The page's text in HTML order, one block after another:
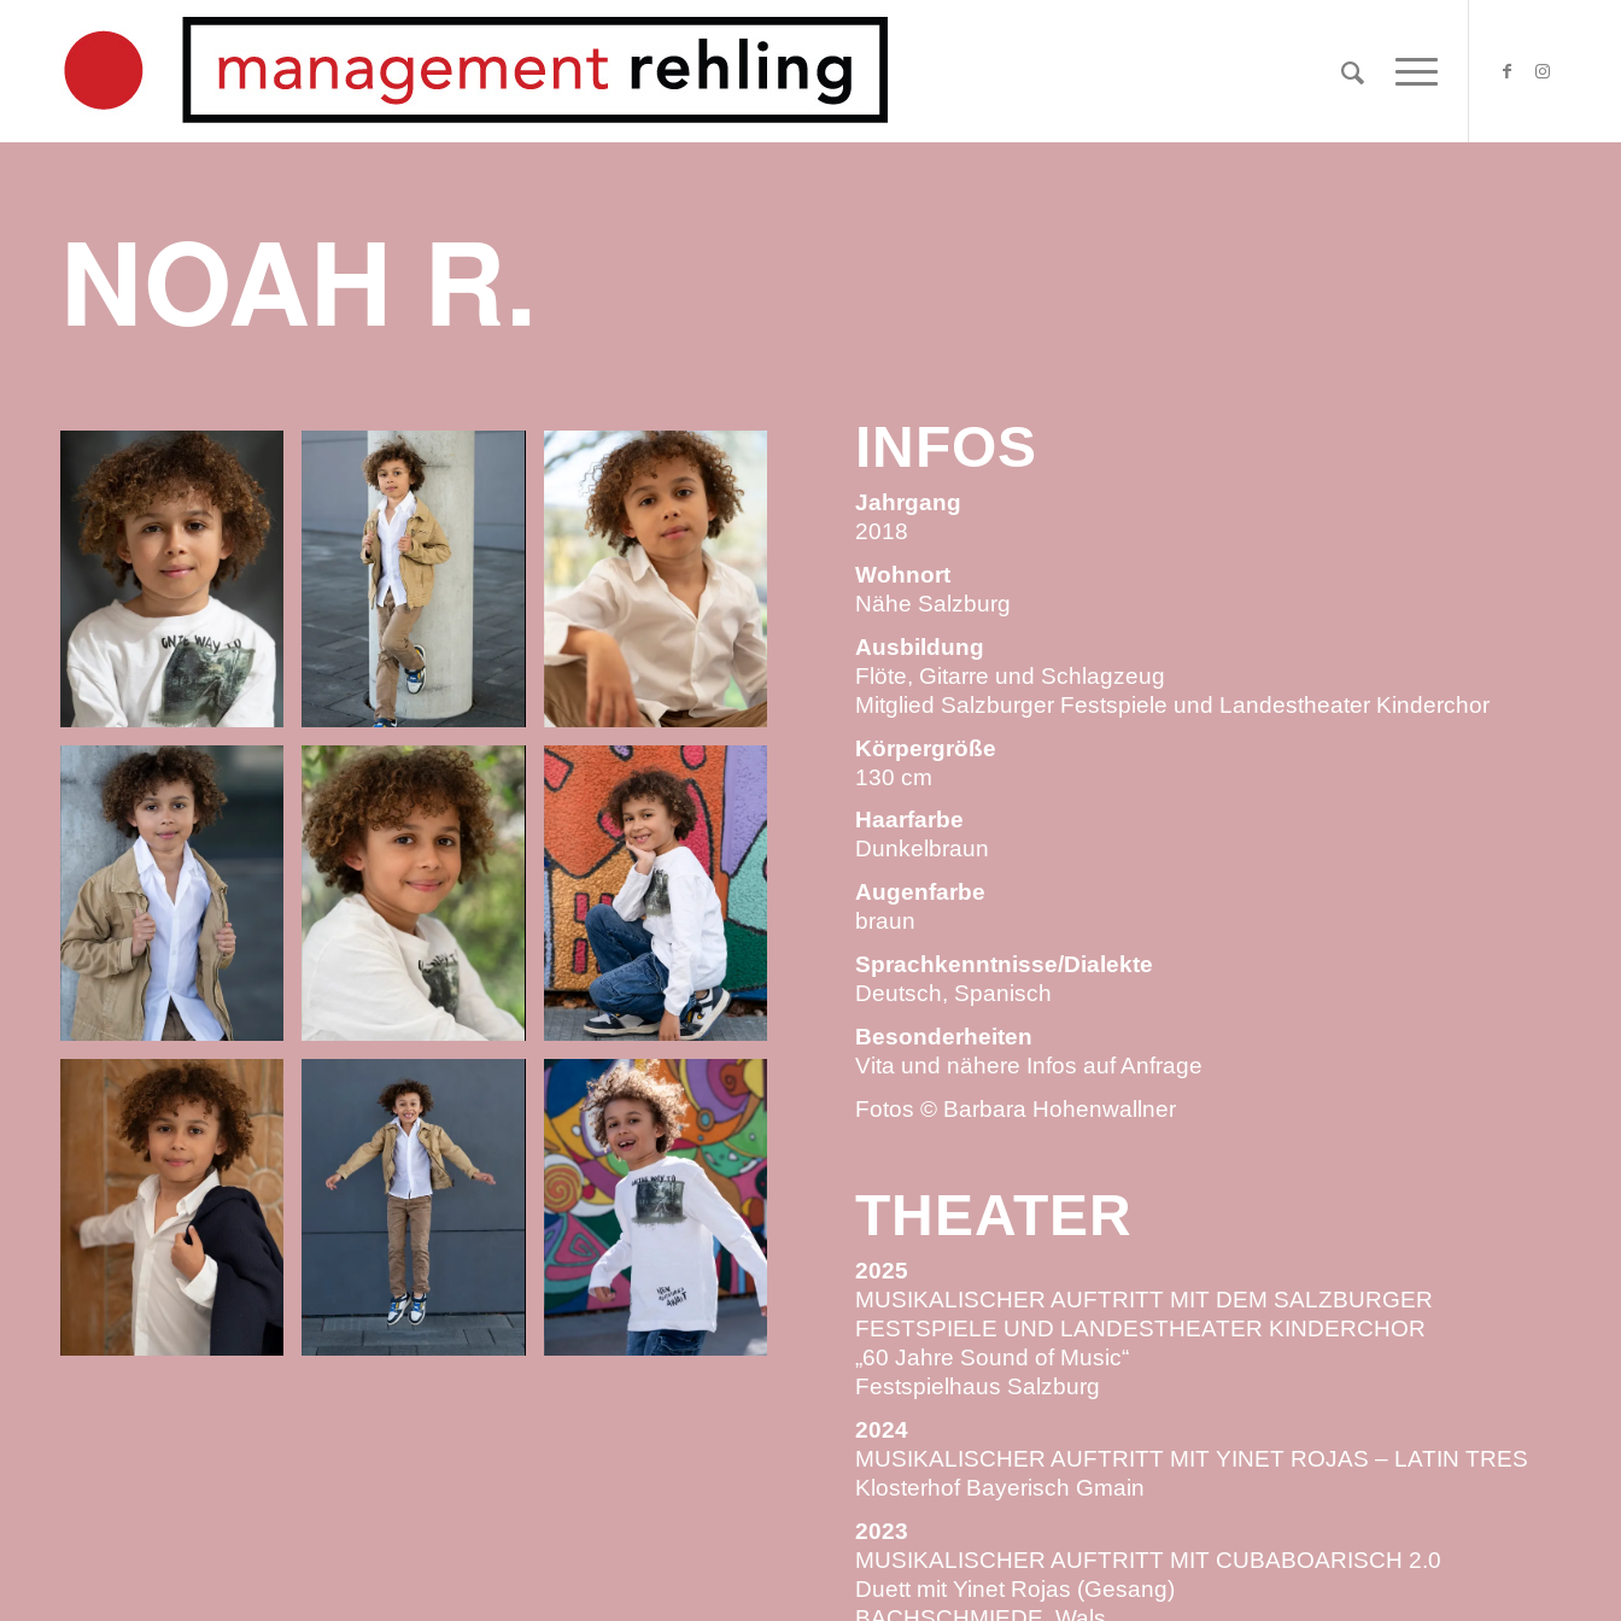
NOAH R.
INFOS
Jahrgang
2018
Wohnort
Nähe Salzburg
Ausbildung
Flöte, Gitarre und Schlagzeug
Mitglied Salzburger Festspiele und Landestheater Kinderchor
Körpergröße
130 cm
Haarfarbe
Dunkelbraun
Augenfarbe
braun
Sprachkenntnisse/Dialekte
Deutsch, Spanisch
Besonderheiten
Vita und nähere Infos auf Anfrage
Fotos © Barbara Hohenwallner
THEATER
2025
MUSIKALISCHER AUFTRITT MIT DEM SALZBURGER
FESTSPIELE UND LANDESTHEATER KINDERCHOR
„60 Jahre Sound of Music“
Festspielhaus Salzburg
2024
MUSIKALISCHER AUFTRITT MIT YINET ROJAS – LATIN TRES
Klosterhof Bayerisch Gmain
2023
MUSIKALISCHER AUFTRITT MIT CUBABOARISCH 2.0
Duett mit Yinet Rojas (Gesang)